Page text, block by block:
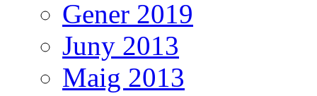
Gener 2019
Juny 2013
Maig 2013